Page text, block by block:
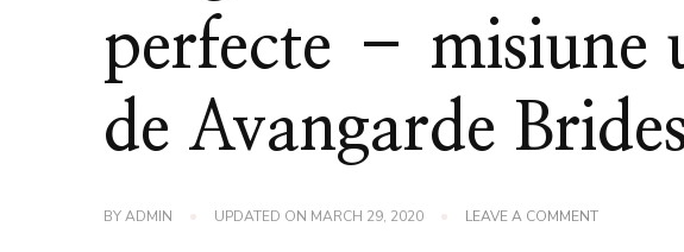
perfecte – misiune
de Avangarde
BYADMIN UPDATED ON MARCH 29, 2020 LEAVE A COMMENTON